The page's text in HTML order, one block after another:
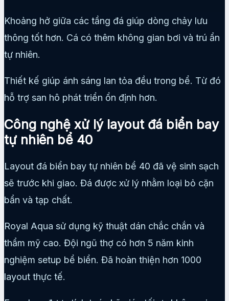
Khoảng hở giữa các tầng đá giúp dòng chảy lưu
thông tốt hơn. Cá có thêm không gian bơi và trú ẩn
tự nhiên.
Thiết kế giúp ánh sáng lan tỏa đều trong bể. Từ đó
hỗ trợ san hô phát triển ổn định hơn.
Công nghệ xử lý layout đá biển bay
tự nhiên bể 40
Layout đá biển bay tự nhiên bể 40 đã vệ sinh sạch
sẽ trước khi giao. Đá được xử lý nhằm loại bỏ cặn
bẩn và tạp chất.
Royal Aqua sử dụng kỹ thuật dán chắc chắn và
thẩm mỹ cao. Đội ngũ thợ có hơn 5 năm kinh
nghiệm setup bể biển. Đã hoàn thiện hơn 1000
layout thực tế.